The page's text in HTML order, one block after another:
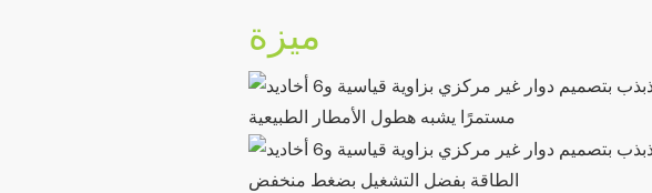
ميزة
مستمرًا يشبه هطول الأمطار الطبيعية
الطاقة بفضل التشغيل بضغط منخفض